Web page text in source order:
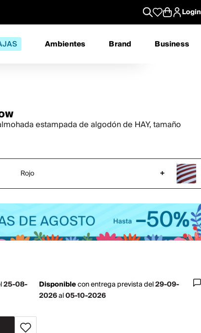
Login
Ambientes Brand Business
estampada de algodón de HAY, tamaño
Rojo +
25-08-
Disponibleconentrega prevista del29-09-
2026al05-10-2026